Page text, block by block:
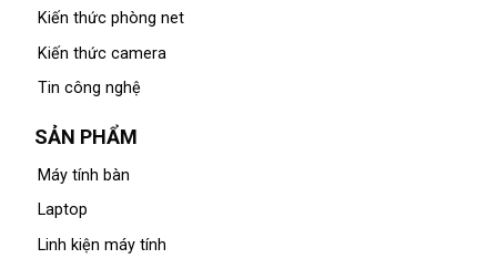
Kiến thức phòng net
Kiến thức camera
Tin công nghệ
SẢN PHẨM
Máy tính bàn
Laptop
Linh kiện máy tính